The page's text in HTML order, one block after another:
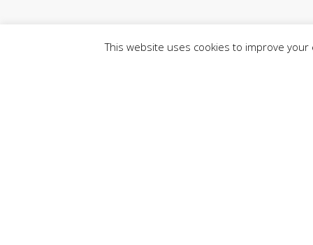
This website uses cookies to improve